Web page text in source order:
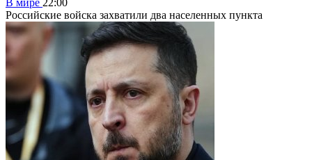
Российские войска захватили два населенных пункта